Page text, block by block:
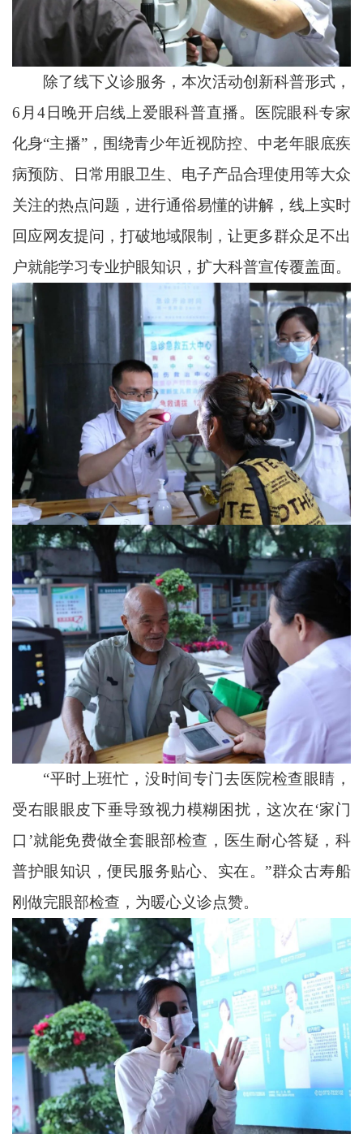
除了线下义诊服务，本次活动创新科普形式，
6月4日晚开启线上爱眼科普直播。医院眼科专家
化身“主播”，围绕青少年近视防控、中老年眼底疾
病预防、日常用眼卫生、电子产品合理使用等大众
关注的热点问题，进行通俗易懂的讲解，线上实时
回应网友提问，打破地域限制，让更多群众足不出
户就能学习专业护眼知识，扩大科普宣传覆盖面。
“平时上班忙，没时间专门去医院检查眼睛，
受右眼眼皮下垂导致视力模糊困扰，这次在‘家门
口’就能免费做全套眼部检查，医生耐心答疑，科
普护眼知识，便民服务贴心、实在。”群众古寿船
刚做完眼部检查，为暖心义诊点赞。